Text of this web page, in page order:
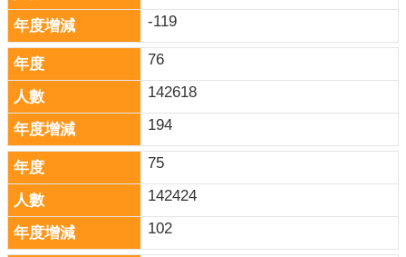
-119
76
142618
194
75
142424
102